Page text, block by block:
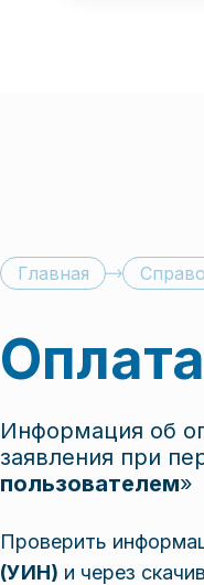
Главная
Информация об
заявления при
пользователем»
Проверить
(УИН) и через